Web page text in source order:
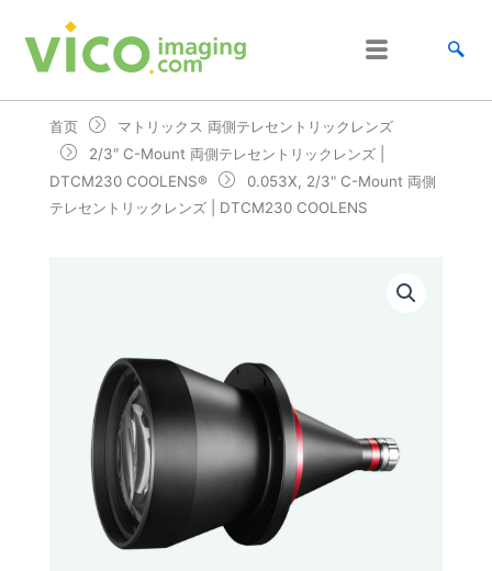
首页
マトリックス 両側テレセントリックレンズ
2/3″ C-Mount 両側テレセントリックレンズ |
DTCM230 COOLENS®
0.053X, 2/3" C-Mount 両側
テレセントリックレンズ | DTCM230 COOLENS